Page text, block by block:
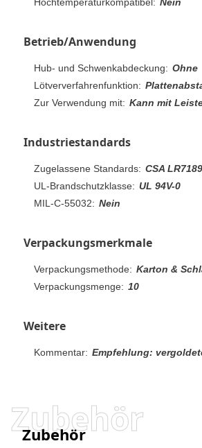
Betrieb/Anwendung
Hub- und Schwenkabdeckung: Ohne
Lötververfahrenfunktion:
Zur Verwendung mit: Kann mit
Industriestandards
Zugelassene Standards: CSA
UL-Brandschutzklasse: UL 94V-0
MIL-C-55032: Nein
Verpackungsmerkmale
Verpackungsmethode: Karton &
Verpackungsmenge: 10
Weitere
Kommentar: Empfehlung: vergoldete oder Duplex-galvanisierte Steckleisten mit Duplex-galvanisierten Buchsenbaugruppen zusammenzustecken. Um die Mindestlänge des
Zubehör
Zubehör